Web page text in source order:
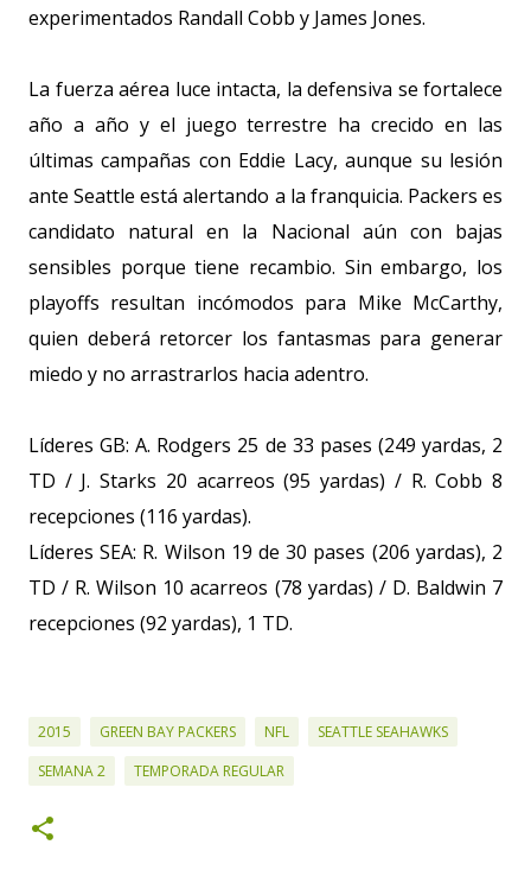
experimentados Randall Cobb y James Jones.
La fuerza aérea luce intacta, la defensiva se fortalece
año a año y el juego terrestre ha crecido en las
últimas campañas con Eddie Lacy, aunque su lesión
ante Seattle está alertando a la franquicia. Packers es
candidato natural en la Nacional aún con bajas
sensibles porque tiene recambio. Sin embargo, los
playoffs resultan incómodos para Mike McCarthy,
quien deberá retorcer los fantasmas para generar
miedo y no arrastrarlos hacia adentro.
Líderes GB: A. Rodgers 25 de 33 pases (249 yardas, 2
TD / J. Starks 20 acarreos (95 yardas) / R. Cobb 8
recepciones (116 yardas).
Líderes SEA: R. Wilson 19 de 30 pases (206 yardas), 2
TD / R. Wilson 10 acarreos (78 yardas) / D. Baldwin 7
recepciones (92 yardas), 1 TD.
2015 GREEN BAY PACKERS NFL
SEATTLE SEAHAWKS
SEMANA 2
TEMPORADA REGULAR